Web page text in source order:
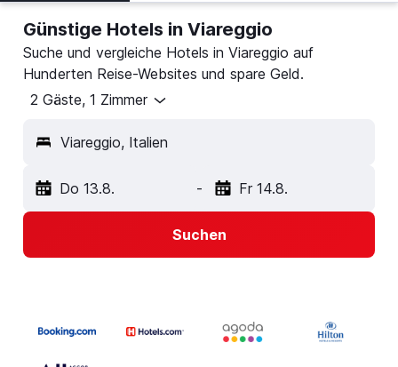
Günstige Hotels in Viareggio
Suche und vergleiche Hotels in Viareggio auf
Hunderten Reise-Websites und spare Geld.
2 Gäste, 1 Zimmer
Viareggio, Italien
Do 13.8. - Fr 14.8.
Suchen